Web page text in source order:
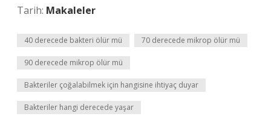
Tarih: Makaleler
40 derecede bakteri ölür mü 70 derecede mikrop ölür mü
90 derecede mikrop ölür mü
Bakteriler çoğalabilmek için hangisine ihtiyaç duyar
Bakteriler hangi derecede yaşar